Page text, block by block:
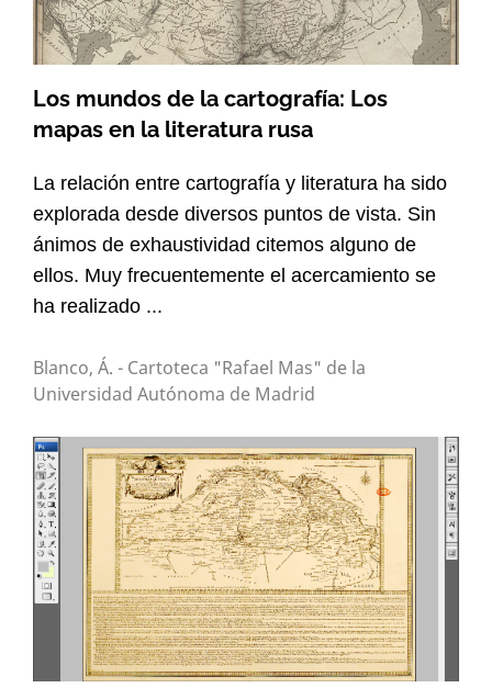
Los mundos de la cartografía: Los
mapas en la literatura rusa
La relación entre cartografía y literatura ha sido
explorada desde diversos puntos de vista. Sin
ánimos de exhaustividad citemos alguno de
ellos. Muy frecuentemente el acercamiento se
ha realizado ...
Blanco, Á. - Cartoteca "Rafael Mas" de la
Universidad Autónoma de Madrid